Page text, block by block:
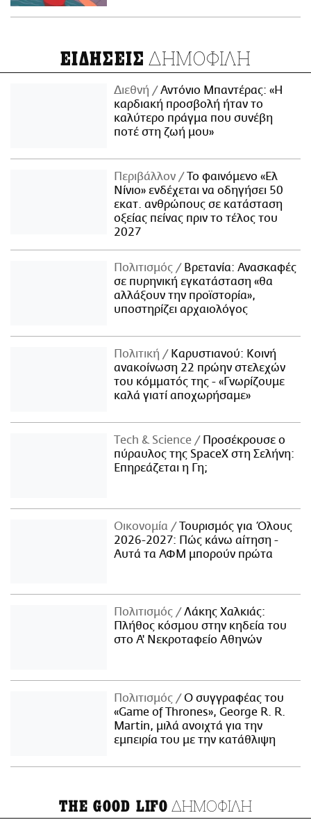
ΕΙΔΗΣΕΙΣ ΔΗΜΟΦΙΛΗ
Διεθνή
Αντόνιο Μπαντέρας: «Η
καρδιακή προσβολή ήταν το
καλύτερο πράγμα που συνέβη
ποτέ στη ζωή μου»
Περιβάλλον
Το φαινόμενο «Ελ
Νίνιο» ενδέχεται να οδηγήσει 50
εκατ. ανθρώπους σε κατάσταση
οξείας πείνας πριν το τέλος του
2027
Πολιτισμός
Βρετανία: Ανασκαφές
σε πυρηνική εγκατάσταση «θα
αλλάξουν την προϊστορία»,
υποστηρίζει αρχαιολόγος
Πολιτική
Καρυστιανού: Κοινή
ανακοίνωση 22 πρώην στελεχών
του κόμματός της - «Γνωρίζουμε
καλά γιατί αποχωρήσαμε»
Τech & Science
Προσέκρουσε ο
πύραυλος της SpaceX στη Σελήνη:
Επηρεάζεται η Γη;
Οικονομία
Τουρισμός για Όλους
2026-2027: Πώς κάνω αίτηση -
Αυτά τα ΑΦΜ μπορούν πρώτα
Πολιτισμός
Λάκης Χαλκιάς:
Πλήθος κόσμου στην κηδεία του
στο Α' Νεκροταφείο Αθηνών
Πολιτισμός
Ο συγγραφέας του
«Game of Thrones», George R. R.
Martin, μιλά ανοιχτά για την
εμπειρία του με την κατάθλιψη
THE GOOD LIFO ΔΗΜΟΦΙΛΗ